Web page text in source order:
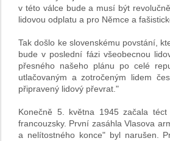
v této válce bude a musí být
lidovou odplatu a pro Němce a
Tak došlo ke slovenskému povstání,
bude v poslední fázi všeobecnou
přesného našeho plánu po celé
utlačovaným a zotročeným lidem
připravený lidový převrat."
Konečně 5. května 1945 začala
francouzsky. První zasáhla Vlasova
a nelítostného konce" byl narušen.